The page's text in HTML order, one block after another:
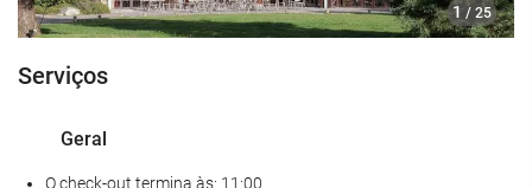
1 / 25
Serviços
Geral
O check-out termina às: 11:00